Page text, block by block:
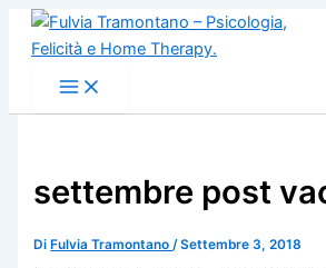
settembre post
Di Fulvia Tramontano/Settembre 3, 2018